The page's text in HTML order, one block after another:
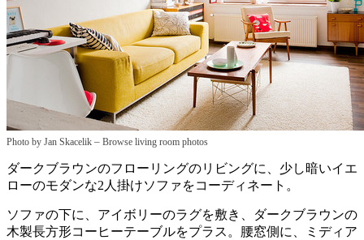
Photo by Jan Skacelik – Browse living room photos
ダークブラウンのフローリングのリビングに、少し暗いイエ
ローのモダンな2人掛けソファをコーディネート。
ソファの下に、アイボリーのラグを敷き、ダークブラウンの
木製長方形コーヒーテーブルをプラス。腰窓側に、ミディア